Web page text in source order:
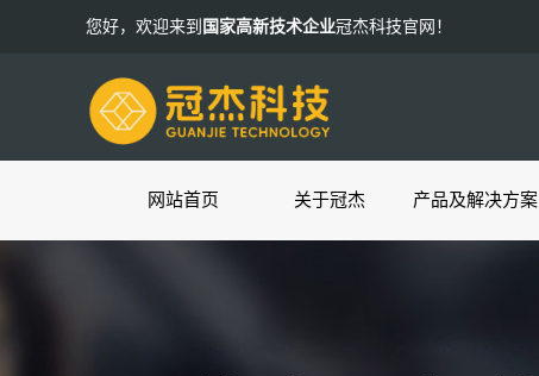
您好，欢迎来到 国家高新技术企业冠杰科技官网！
网站首页 关于冠杰 产品及解决方案